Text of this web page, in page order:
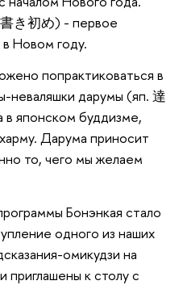
き初め) - первое
в Новом году.
попрактиковаться в
неваляшки дарумы (яп. 達
японском буддизме,
Дарума приносит
то, чего мы желаем
Бонэнкая стало
одного из наших
омикудзи на
приглашены к столу с